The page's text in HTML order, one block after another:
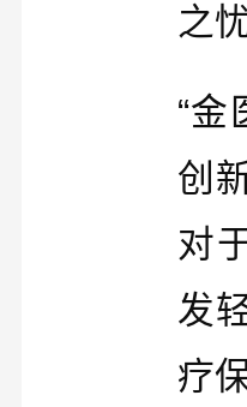
之
“金
创
对
发
疗